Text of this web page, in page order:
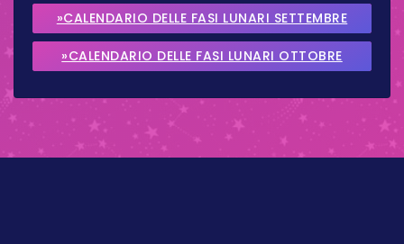
2026
»CALENDARIO DELLE FASI LUNARI SETTEMBRE
2026
»CALENDARIO DELLE FASI LUNARI OTTOBRE